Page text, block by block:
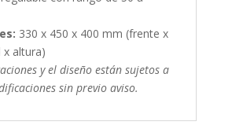
330 x 450 x 400 mm (frente x
x altura)
y el diseño están sujetos a
sin previo aviso.